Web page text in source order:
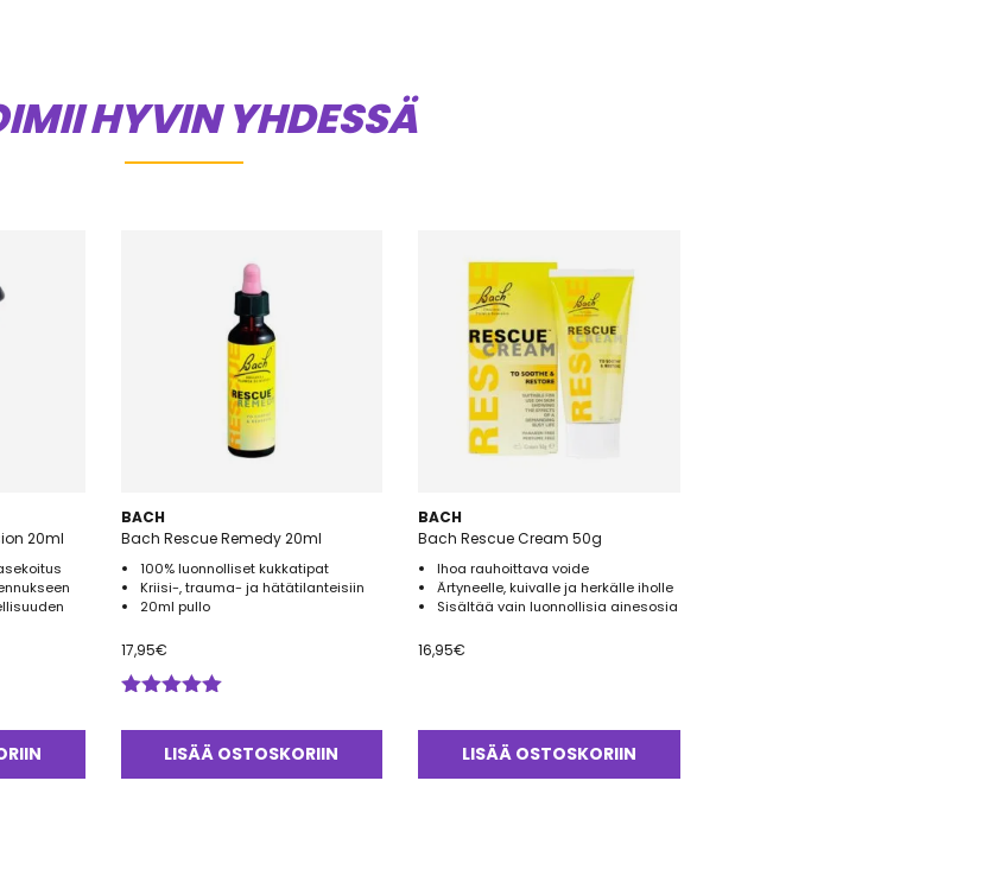
HYVIN YHDESSÄ
20ml
BACH
Bach Rescue Remedy 20ml
100% luonnolliset kukkatipat
Kriisi-, trauma- ja hätätilanteisiin
20ml pullo
17,95€
tuotteesta:
/ 5
LISÄÄ OSTOSKORIIN
BACH
Bach Rescue Cream 50g
Ihoa rauhoittava voide
Ärtyneelle, kuivalle ja herkälle iholle
Sisältää vain luonnollisia ainesosia
16,95€
LISÄÄ OSTOSKORIIN